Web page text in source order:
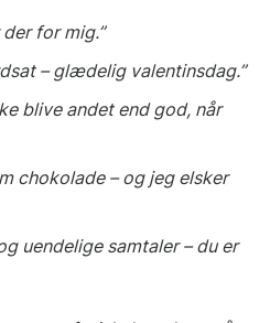
for mig.”
– glædelig valentinsdag.”
blive andet end god, når
chokolade – og jeg elsker
uendelige samtaler – du er